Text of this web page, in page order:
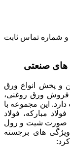
و شماره تماس ثابت
های صنعتی
و پخش انواع ورق
فروش ورق روغنی،
این مجموعه با
مبارکه، فولاد
صورت شیت و رول
های برجسته